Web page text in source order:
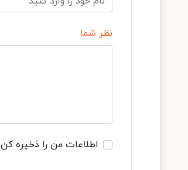
نظر شما
اطلاعات من را ذخیره کن